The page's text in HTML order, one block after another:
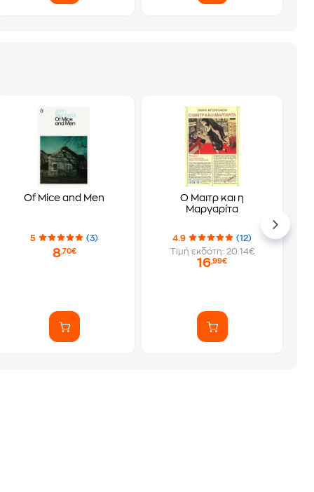
Of Mice and Men
5 (3)
8,70€
Ο Μαιτρ και η
Μαργαρίτα
4.9
(12)
Τιμή εκδότη: 20.14€
16,99€